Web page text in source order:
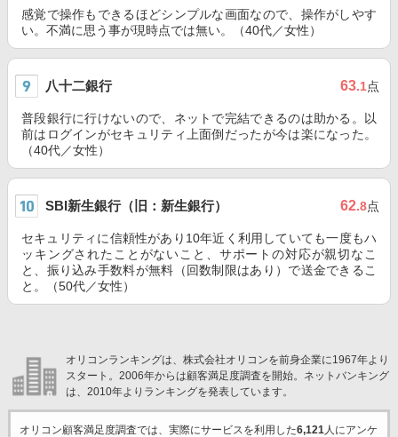
感覚で操作もできるほどシンプルな画面なので、操作がしやす
い。不満に思う事が現時点では無い。（40代／女性）
八十二銀行 63.1点
普段銀行に行けないので、ネットで完結できるのは助かる。以
前はログインがセキュリティ上面倒だったが今は楽になった。
（40代／女性）
SBI新生銀行（旧：新生銀行） 62.8点
セキュリティに信頼性があり10年近く利用していても一度もハ
ッキングされたことがないこと、サポートの対応が親切なこ
と、振り込み手数料が無料（回数制限はあり）で送金できるこ
と。（50代／女性）
オリコンランキングは、株式会社オリコンを前身企業に1967年より
スタート。2006年からは顧客満足度調査を開始。ネットバンキング
は、2010年よりランキングを発表しています。
オリコン顧客満足度調査では、実際にサービスを利用した6,121人にアンケ